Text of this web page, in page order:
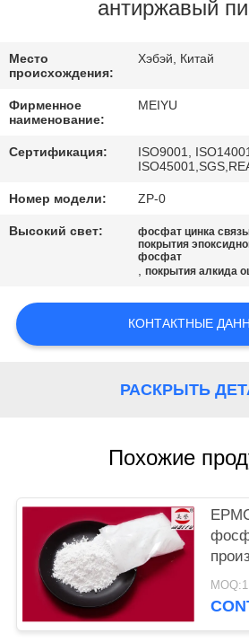
ЗАВОДУ
КОНТРОЛЬ
КАЧЕСТВА
СВЯЖИТЕСЬ
НАМИ
ЗАПРОСИТЕ
ЦИТАТУ
КАРТА
антиржавый
Место
происхождения:
Хэбэй, Китай
Фирменное
наименование:
MEIYU
Сертификация:
ISO9001,
Номер модели: ZP-0
Высокий свет: фосфат цинка
покрытия
фосфат
,покрытия алкида
КОНТАКТНЫЕ
РАСКРЫТЬ
Похожие
MOQ:1